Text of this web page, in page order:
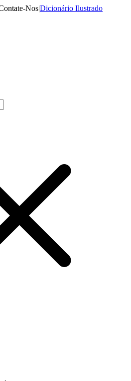
Nos|Dicionário Ilustrado